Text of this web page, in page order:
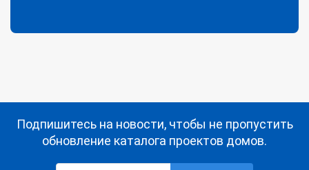
Подпишитесь на новости, чтобы не пропустить
обновление каталога проектов домов.